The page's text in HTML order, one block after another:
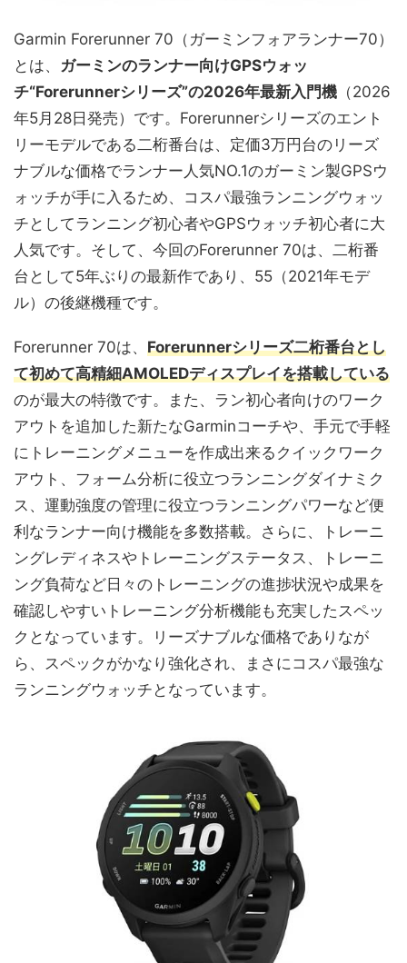
Garmin Forerunner 70（ガーミンフォアランナー70）
とは、 ガーミンのランナー向けGPSウォッ
チ“Forerunnerシリーズ”の2026年最新入門機 （2026
年5月28日発売）です。Forerunnerシリーズのエント
リーモデルである二桁番台は、定価3万円台のリーズ
ナブルな価格でランナー人気NO.1のガーミン製GPSウ
ォッチが手に入るため、コスパ最強ランニングウォッ
チとしてランニング初心者やGPSウォッチ初心者に大
人気です。そして、今回のForerunner 70は、二桁番
台として5年ぶりの最新作であり、55（2021年モデ
ル）の後継機種です。
Forerunner 70は、 Forerunnerシリーズ二桁番台とし
て初めて高精細AMOLEDディスプレイを搭載している
のが最大の特徴です。また、ラン初心者向けのワーク
アウトを追加した新たなGarminコーチや、手元で手軽
にトレーニングメニューを作成出来るクイックワーク
アウト、フォーム分析に役立つランニングダイナミク
ス、運動強度の管理に役立つランニングパワーなど便
利なランナー向け機能を多数搭載。さらに、トレーニ
ングレディネスやトレーニングステータス、トレーニ
ング負荷など日々のトレーニングの進捗状況や成果を
確認しやすいトレーニング分析機能も充実したスペッ
クとなっています。リーズナブルな価格でありなが
ら、スペックがかなり強化され、まさにコスパ最強な
ランニングウォッチとなっています。